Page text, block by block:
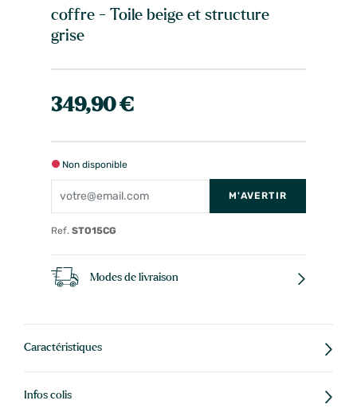
coffre - Toile beige et structure
grise
349,90 €
Non disponible
M'AVERTIR
Ref. STO15CG
Modes de livraison
Caractéristiques
Infos colis